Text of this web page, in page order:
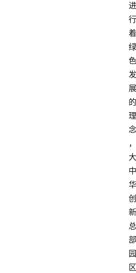
进
行
着
绿
色
发
展
的
理
念
，
大
中
华
创
新
总
部
园
区